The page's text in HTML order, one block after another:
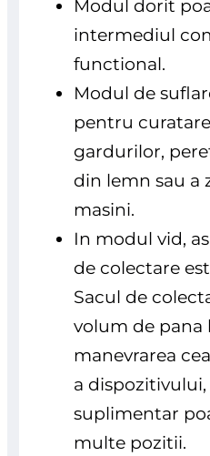
Modul dorit
intermediul
functional.
Modul de
pentru
gardurilor,
din lemn sau a
masini.
In modul vid,
de colectare
Sacul de
volum de pana
manevrarea
a
suplimentar
multe pozitii.